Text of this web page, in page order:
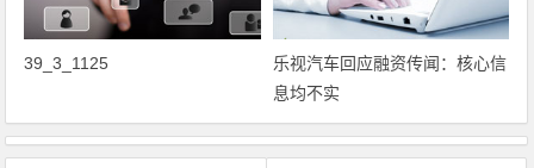
39_3_1125
乐视汽车回应融资传闻：核心信
息均不实